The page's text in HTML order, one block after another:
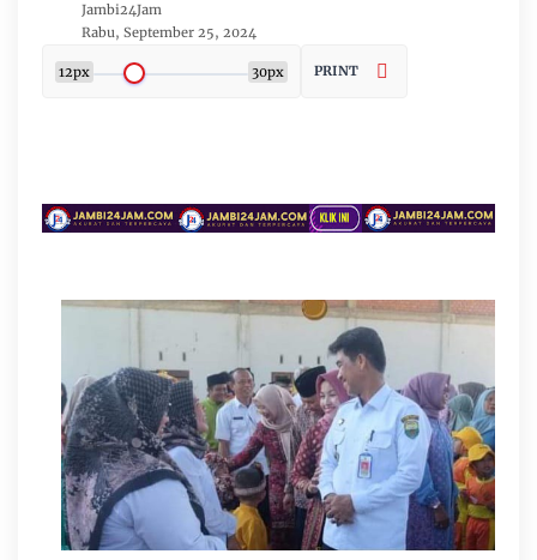
Jambi24Jam
Rabu, September 25, 2024
12px 30px PRINT